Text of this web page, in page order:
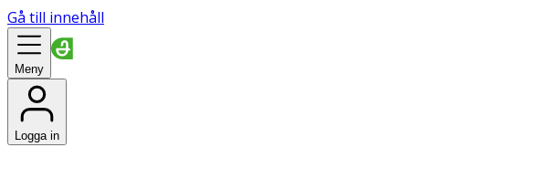
Gå till innehåll
Meny
Logga in